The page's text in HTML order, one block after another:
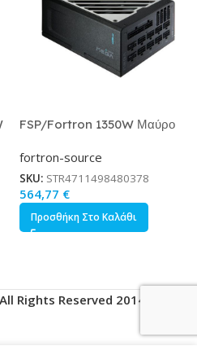
FSP/Fortron 1350W Μαύρο
Modular 80 Plus Titanium
PPA13F0201
fortron-source
SKU: STR4711498480378
564,77 €
Προσθήκη Στο Καλάθι
Rights Reserved 2014-2025